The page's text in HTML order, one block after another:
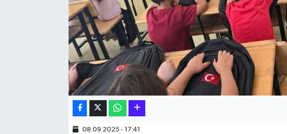
08.09.2025 - 17:41
MAGAZİN